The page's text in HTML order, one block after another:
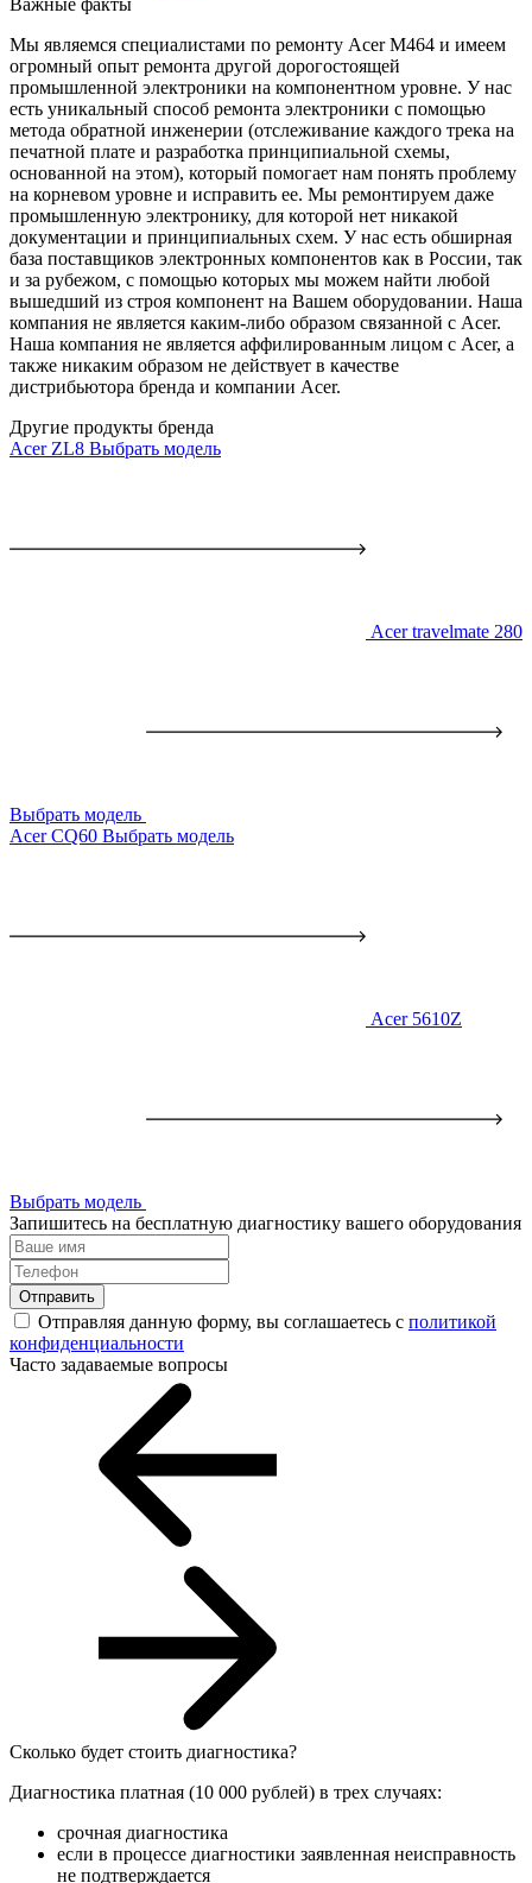
Важные факты
Мы являемся специалистами по ремонту Acer M464 и имеем
огромный опыт ремонта другой дорогостоящей
промышленной электроники на компонентном уровне. У нас
есть уникальный способ ремонта электроники с помощью
метода обратной инженерии (отслеживание каждого трека на
печатной плате и разработка принципиальной схемы,
основанной на этом), который помогает нам понять проблему
на корневом уровне и исправить ее. Мы ремонтируем даже
промышленную электронику, для которой нет никакой
документации и принципиальных схем. У нас есть обширная
база поставщиков электронных компонентов как в России, так
и за рубежом, с помощью которых мы можем найти любой
вышедший из строя компонент на Вашем оборудовании. Наша
компания не является каким-либо образом связанной с Acer.
Наша компания не является аффилированным лицом с Acer, а
также никаким образом не действует в качестве
дистрибьютора бренда и компании Acer.
Другие продукты бренда
Acer ZL8 Выбрать модель
Acer travelmate 280
Выбрать модель
Acer CQ60 Выбрать модель
Acer 5610Z
Выбрать модель
Запишитесь на бесплатную диагностику вашего оборудования
Отправить
Отправляя данную форму, вы соглашаетесь с политикой
конфиденциальности
Часто задаваемые вопросы
Сколько будет стоить диагностика?
Диагностика платная (10 000 рублей) в трех случаях:
срочная диагностика
если в процессе диагностики заявленная неисправность
не подтверждается